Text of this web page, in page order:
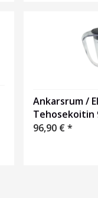
Ankarsrum /
Tehosekoitin
96,90 €*